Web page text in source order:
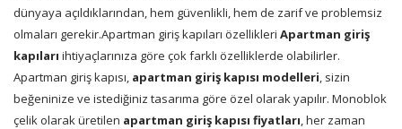
dünyaya açıldıklarından, hem güvenlikli, hem de zarif ve problemsiz
olmaları gerekir.Apartman giriş kapıları özellikleri Apartman giriş
kapıları ihtiyaçlarınıza göre çok farklı özelliklerde olabilirler.
Apartman giriş kapısı, apartman giriş kapısı modelleri, sizin
beğeninize ve istediğiniz tasarıma göre özel olarak yapılır. Monoblok
çelik olarak üretilen apartman giriş kapısı fiyatları, her zaman